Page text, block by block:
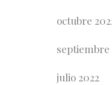
octubre
septiembre
julio 2022